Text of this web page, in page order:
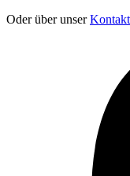
Oder über unser